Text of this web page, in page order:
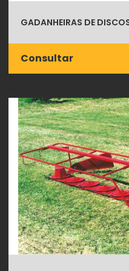
GADANHEIRAS DE
Consultar